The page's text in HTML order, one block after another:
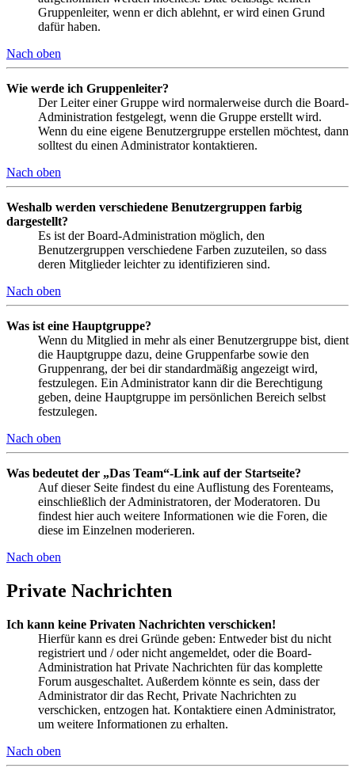
Gruppenleiter, wenn er dich ablehnt, er wird einen Grund
dafür haben.
Nach oben
Wie werde ich Gruppenleiter?
Der Leiter einer Gruppe wird normalerweise durch die Board-
Administration festgelegt, wenn die Gruppe erstellt wird.
Wenn du eine eigene Benutzergruppe erstellen möchtest, dann
solltest du einen Administrator kontaktieren.
Nach oben
Weshalb werden verschiedene Benutzergruppen farbig
dargestellt?
Es ist der Board-Administration möglich, den
Benutzergruppen verschiedene Farben zuzuteilen, so dass
deren Mitglieder leichter zu identifizieren sind.
Nach oben
Was ist eine Hauptgruppe?
Wenn du Mitglied in mehr als einer Benutzergruppe bist, dient
die Hauptgruppe dazu, deine Gruppenfarbe sowie den
Gruppenrang, der bei dir standardmäßig angezeigt wird,
festzulegen. Ein Administrator kann dir die Berechtigung
geben, deine Hauptgruppe im persönlichen Bereich selbst
festzulegen.
Nach oben
Was bedeutet der „Das Team“-Link auf der Startseite?
Auf dieser Seite findest du eine Auflistung des Forenteams,
einschließlich der Administratoren, der Moderatoren. Du
findest hier auch weitere Informationen wie die Foren, die
diese im Einzelnen moderieren.
Nach oben
Private Nachrichten
Ich kann keine Privaten Nachrichten verschicken!
Hierfür kann es drei Gründe geben: Entweder bist du nicht
registriert und / oder nicht angemeldet, oder die Board-
Administration hat Private Nachrichten für das komplette
Forum ausgeschaltet. Außerdem könnte es sein, dass der
Administrator dir das Recht, Private Nachrichten zu
verschicken, entzogen hat. Kontaktiere einen Administrator,
um weitere Informationen zu erhalten.
Nach oben